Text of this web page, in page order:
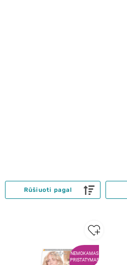
Rūšiuoti pagal
NEMOKAMAS
PRISTATYMAS